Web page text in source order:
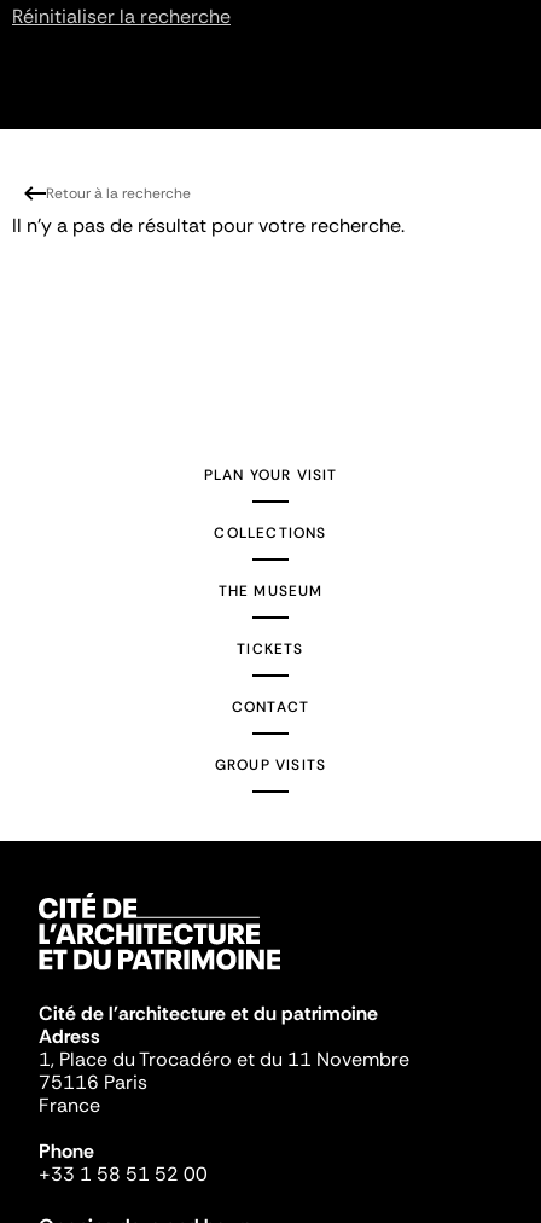
Réinitialiser la recherche
Retour à la recherche
Il n'y a pas de résultat pour votre recherche.
PLAN YOUR VISIT
COLLECTIONS
THE MUSEUM
TICKETS
CONTACT
GROUP VISITS
Cité de l'architecture et du patrimoine
Adress
1, Place du Trocadéro et du 11 Novembre
75116 Paris
France
Phone
+33 1 58 51 52 00